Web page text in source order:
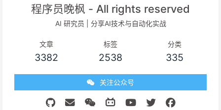
程序员晚枫 - All rights reserved
AI 研究员 | 分享AI技术与自动化实战
文章
3382
标签
2538
分类
335
关注公众号